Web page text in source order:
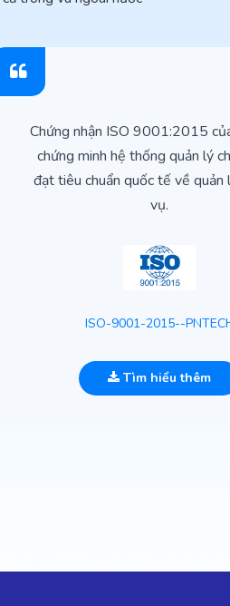
Chứng nhận ISO 9001:2015
chứng minh hệ thống quản lý
đạt tiêu chuẩn quốc tế về quản
vụ.
ISO-9001-2015--
Tìm hiểu thêm